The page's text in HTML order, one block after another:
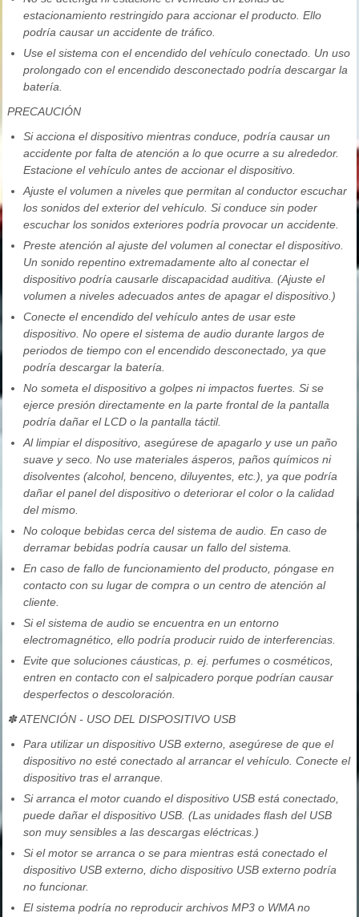
estacionamiento restringido para accionar el producto. Ello
podría causar un accidente de tráfico.
Use el sistema con el encendido del vehículo conectado. Un uso
prolongado con el encendido desconectado podría descargar la
batería.
PRECAUCIÓN
Si acciona el dispositivo mientras conduce, podría causar un
accidente por falta de atención a lo que ocurre a su alrededor.
Estacione el vehículo antes de accionar el dispositivo.
Ajuste el volumen a niveles que permitan al conductor escuchar
los sonidos del exterior del vehículo. Si conduce sin poder
escuchar los sonidos exteriores podría provocar un accidente.
Preste atención al ajuste del volumen al conectar el dispositivo.
Un sonido repentino extremadamente alto al conectar el
dispositivo podría causarle discapacidad auditiva. (Ajuste el
volumen a niveles adecuados antes de apagar el dispositivo.)
Conecte el encendido del vehículo antes de usar este
dispositivo. No opere el sistema de audio durante largos de
periodos de tiempo con el encendido desconectado, ya que
podría descargar la batería.
No someta el dispositivo a golpes ni impactos fuertes. Si se
ejerce presión directamente en la parte frontal de la pantalla
podría dañar el LCD o la pantalla táctil.
Al limpiar el dispositivo, asegúrese de apagarlo y use un paño
suave y seco. No use materiales ásperos, paños químicos ni
disolventes (alcohol, benceno, diluyentes, etc.), ya que podría
dañar el panel del dispositivo o deteriorar el color o la calidad
del mismo.
No coloque bebidas cerca del sistema de audio. En caso de
derramar bebidas podría causar un fallo del sistema.
En caso de fallo de funcionamiento del producto, póngase en
contacto con su lugar de compra o un centro de atención al
cliente.
Si el sistema de audio se encuentra en un entorno
electromagnético, ello podría producir ruido de interferencias.
Evite que soluciones cáusticas, p. ej. perfumes o cosméticos,
entren en contacto con el salpicadero porque podrían causar
desperfectos o descoloración.
✽ ATENCIÓN - USO DEL DISPOSITIVO USB
Para utilizar un dispositivo USB externo, asegúrese de que el
dispositivo no esté conectado al arrancar el vehículo. Conecte el
dispositivo tras el arranque.
Si arranca el motor cuando el dispositivo USB está conectado,
puede dañar el dispositivo USB. (Las unidades flash del USB
son muy sensibles a las descargas eléctricas.)
Si el motor se arranca o se para mientras está conectado el
dispositivo USB externo, dicho dispositivo USB externo podría
no funcionar.
El sistema podría no reproducir archivos MP3 o WMA no